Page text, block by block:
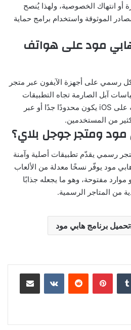
أو انتهاك الخصوصية، ولهذا يُنصح
الموثوقة واستخدام برامج حماية
مود على هواتف
رسمي على أجهزة الآيفون عبر متجر
آبل الصارمة تجاه التطبيقات
المعدلة، لذلك فإن استخدامه على iOS يكون محدودًا جدًا أو عبر
من المستخدمين.
مود ومتجر جوجل بلاي؟
رسمي يقدّم تطبيقات أصلية وآمنة
مود يوفّر نسخًا معدلة من الألعاب
موارد مفتوحة، وهو ما يجعله جذابًا
من المتاجر الرسمية.
تحميل برنامج هابي مود
بينتيريست مشاركة عبر البريد